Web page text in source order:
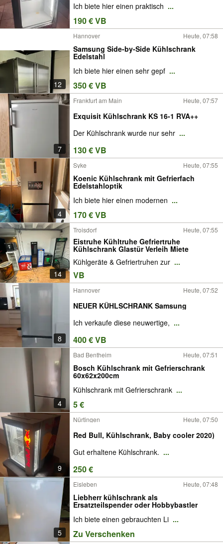
Ich biete hier einen praktisch ...
190 € VB
12
Hannover Heute, 07:58
Samsung Side-by-Side Kühlschrank
Edelstahl
Ich biete hier einen sehr gepf ...
350 € VB
7
Frankfurt am Main Heute, 07:57
Exquisit Kühlschrank KS 16-1 RVA++
Der Kühlschrank wurde nur sehr ...
130 € VB
4
Syke Heute, 07:55
Koenic Kühlschrank mit Gefrierfach
Edelstahloptik
Ich biete hier einen modernen ...
170 € VB
14
Troisdorf Heute, 07:55
Eistruhe Kühltruhe Gefriertruhe
Kühlschrank Glastür Verleih Miete
Kühlgeräte & Gefriertruhen zur ...
VB
8
Hannover Heute, 07:52
NEUER KÜHLSCHRANK Samsung
Ich verkaufe diese neuwertige, ...
400 € VB
4
Bad Bentheim Heute, 07:51
Bosch Kühlschrank mit Gefrierschrank
60x62x200cm
Kühlschrank mit Gefrierschrank ...
5 €
9
Nürtingen Heute, 07:50
Red Bull, Kühlschrank, Baby cooler 2020)
Gut erhaltene Kühlschrank. ...
250 €
5
Eisleben Heute, 07:48
Liebherr kühlschrank als
Ersatzteilspender oder Hobbybastler
Ich biete einen gebrauchten Li ...
Zu Verschenken